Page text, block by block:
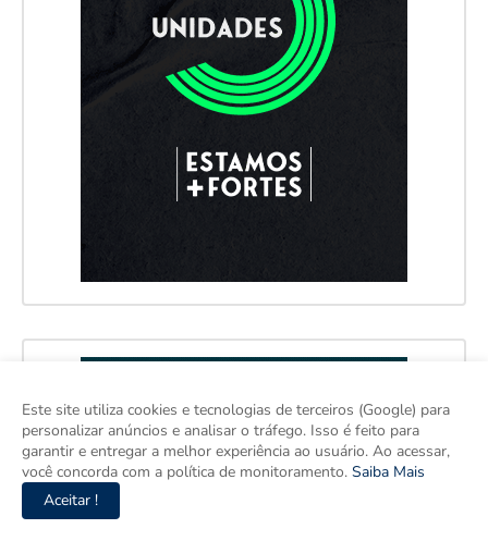
Este site utiliza cookies e tecnologias de terceiros (Google) para
personalizar anúncios e analisar o tráfego. Isso é feito para
garantir e entregar a melhor experiência ao usuário. Ao acessar,
você concorda com a política de monitoramento. Saiba Mais
Aceitar !